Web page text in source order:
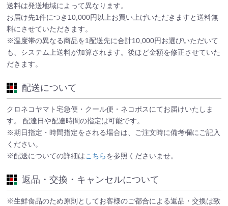
送料は発送地域によって異なります。
お届け先1件につき10,000円以上お買い上げいただきますと送料無
料にさせていただきます。
※温度帯の異なる商品を1配送先に合計10,000円お選びいただいて
も、システム上送料が加算されます。後ほど金額を修正させていた
だきます。
配送について
クロネコヤマト宅急便・クール便・ネコポスにてお届けいたしま
す。 配達日や配達時間の指定は可能です。
※期日指定・時間指定をされる場合は、ご注文時に備考欄にご記入
ください。
※配送についての詳細はこちらを参照くださいませ。
返品・交換・キャンセルについて
※生鮮食品のため原則としてお客様のご都合による返品・交換は致